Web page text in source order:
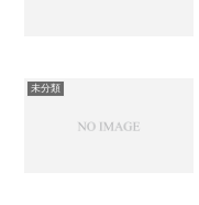
未分類